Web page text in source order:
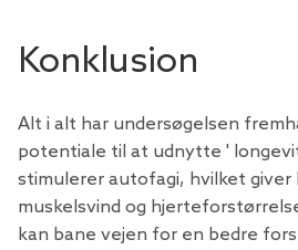
Konklusion
Alt i alt har undersøgelsen
potentiale til at udnytte '
stimulerer autofagi, hvilket giver
muskelsvind og
kan bane vejen for en bedre